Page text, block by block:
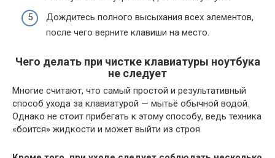
Дождитесь полного высыхания всех элементов,
после чего верните клавиши на место.
Чего делать при чистке клавиатуры ноутбука
не следует
Многие считают, что самый простой и результативный
способ ухода за клавиатурой — мытьё обычной водой.
Однако не стоит прибегать к этому способу, ведь техника
«боится» жидкости и может выйти из строя.